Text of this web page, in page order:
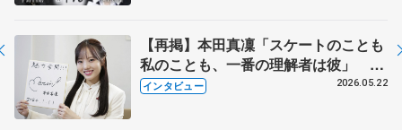
【再掲】本田真凜「スケートのことも
私のことも、一番の理解者は彼」 引
退時の単独インタビューで語った競技
インタビュー 2026.05.22